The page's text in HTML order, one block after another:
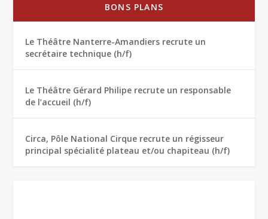
BONS PLANS
Le Théâtre Nanterre-Amandiers recrute un
secrétaire technique (h/f)
Le Théâtre Gérard Philipe recrute un responsable
de l’accueil (h/f)
Circa, Pôle National Cirque recrute un régisseur
principal spécialité plateau et/ou chapiteau (h/f)